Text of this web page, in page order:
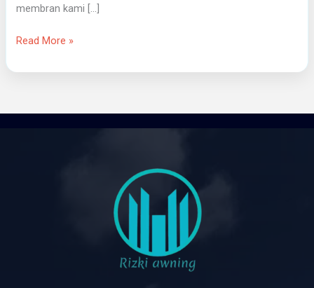
membran kami […]
Read More »